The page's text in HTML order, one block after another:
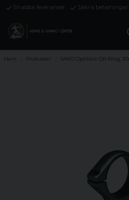
Snabba leveranser Säkra betalningar
Hem Produkter SAKO Optilock QR Ring,